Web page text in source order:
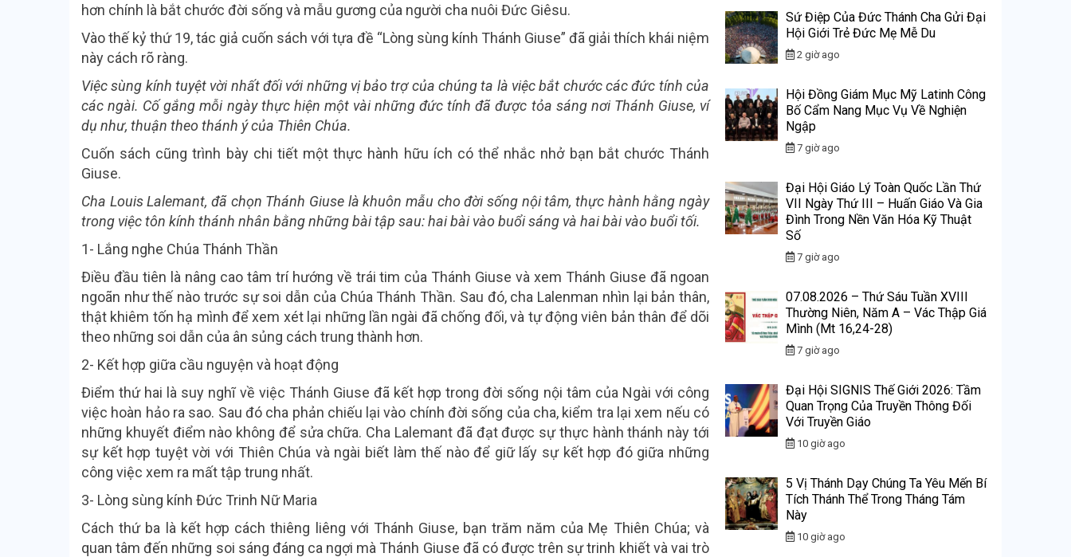
hơn chính là bắt chước đời sống và mẫu gương của người cha nuôi Đức Giêsu.
Vào thế kỷ thứ 19, tác giả cuốn sách với tựa đề “Lòng sùng kính Thánh Giuse” đã giải thích khái niệm
này cách rõ ràng.
Việc sùng kính tuyệt vời nhất đối với những vị bảo trợ của chúng ta là việc bắt chước các đức tính của
các ngài. Cố gắng mỗi ngày thực hiện một vài những đức tính đã được tỏa sáng nơi Thánh Giuse, ví
dụ như, thuận theo thánh ý của Thiên Chúa.
Cuốn sách cũng trình bày chi tiết một thực hành hữu ích có thể nhắc nhở bạn bắt chước Thánh
Giuse.
Cha Louis Lalemant, đã chọn Thánh Giuse là khuôn mẫu cho đời sống nội tâm, thực hành hằng ngày
trong việc tôn kính thánh nhân bằng những bài tập sau: hai bài vào buổi sáng và hai bài vào buổi tối.
1- Lắng nghe Chúa Thánh Thần
Điều đầu tiên là nâng cao tâm trí hướng về trái tim của Thánh Giuse và xem Thánh Giuse đã ngoan
ngoãn như thế nào trước sự soi dẫn của Chúa Thánh Thần. Sau đó, cha Lalenman nhìn lại bản thân,
thật khiêm tốn hạ mình để xem xét lại những lần ngài đã chống đối, và tự động viên bản thân để dõi
theo những soi dẫn của ân sủng cách trung thành hơn.
2- Kết hợp giữa cầu nguyện và hoạt động
Điểm thứ hai là suy nghĩ về việc Thánh Giuse đã kết hợp trong đời sống nội tâm của Ngài với công
việc hoàn hảo ra sao. Sau đó cha phản chiếu lại vào chính đời sống của cha, kiểm tra lại xem nếu có
những khuyết điểm nào không để sửa chữa. Cha Lalemant đã đạt được sự thực hành thánh này tới
sự kết hợp tuyệt vời với Thiên Chúa và ngài biết làm thế nào để giữ lấy sự kết hợp đó giữa những
công việc xem ra mất tập trung nhất.
3- Lòng sùng kính Đức Trinh Nữ Maria
Cách thứ ba là kết hợp cách thiêng liêng với Thánh Giuse, bạn trăm năm của Mẹ Thiên Chúa; và
quan tâm đến những soi sáng đáng ca ngợi mà Thánh Giuse đã có được trên sự trinh khiết và vai trò
Sứ Điệp Của Đức Thánh Cha Gửi Đại
Hội Giới Trẻ Đức Mẹ Mễ Du
2 giờ ago
Hội Đồng Giám Mục Mỹ Latinh Công
Bố Cẩm Nang Mục Vụ Về Nghiện
Ngập
7 giờ ago
Đại Hội Giáo Lý Toàn Quốc Lần Thứ
VII Ngày Thứ III – Huấn Giáo Và Gia
Đình Trong Nền Văn Hóa Kỹ Thuật
Số
7 giờ ago
07.08.2026 – Thứ Sáu Tuần XVIII
Thường Niên, Năm A – Vác Thập Giá
Mình (Mt 16,24-28)
7 giờ ago
Đại Hội SIGNIS Thế Giới 2026: Tầm
Quan Trọng Của Truyền Thông Đối
Với Truyền Giáo
10 giờ ago
5 Vị Thánh Dạy Chúng Ta Yêu Mến Bí
Tích Thánh Thể Trong Tháng Tám
Này
10 giờ ago